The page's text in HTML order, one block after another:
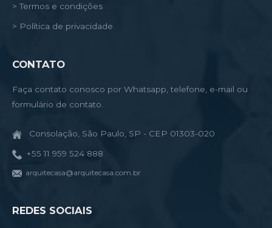
> Termos e condições
> Política de privacidade
CONTATO
Faça contato conosco por Whatsapp, telefone, e-mail ou
formulário de contato.
Consolação, São Paulo, SP - CEP 01303-020
+55 11 959 524 888
arquitecasa@arquitecasa.com.br
REDES SOCIAIS